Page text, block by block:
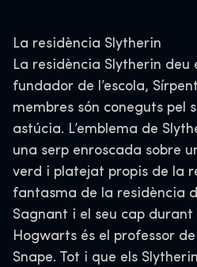
La residència Slytherin
La residència Slytherin deu
fundador de l’escola,
membres són coneguts pel
astúcia. L’emblema de
una serp enroscada sobre
verd i platejat propis de la
fantasma de la residència
Sagnant i el seu cap durant
Hogwarts és el professor
Snape. Tot i que els